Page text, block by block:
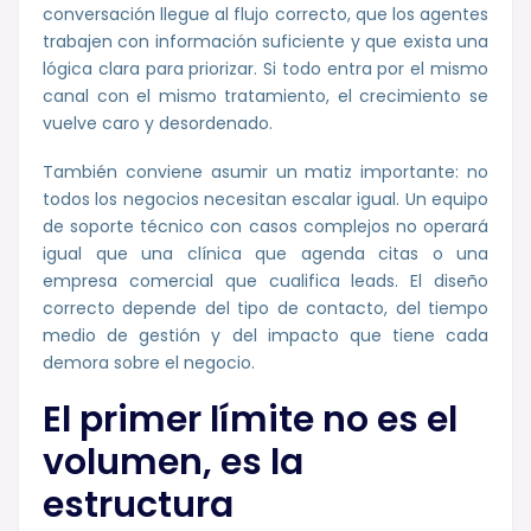
conversación llegue al flujo correcto, que los agentes
trabajen con información suficiente y que exista una
lógica clara para priorizar. Si todo entra por el mismo
canal con el mismo tratamiento, el crecimiento se
vuelve caro y desordenado.
También conviene asumir un matiz importante: no
todos los negocios necesitan escalar igual. Un equipo
de soporte técnico con casos complejos no operará
igual que una clínica que agenda citas o una
empresa comercial que cualifica leads. El diseño
correcto depende del tipo de contacto, del tiempo
medio de gestión y del impacto que tiene cada
demora sobre el negocio.
El primer límite no es el
volumen, es la
estructura